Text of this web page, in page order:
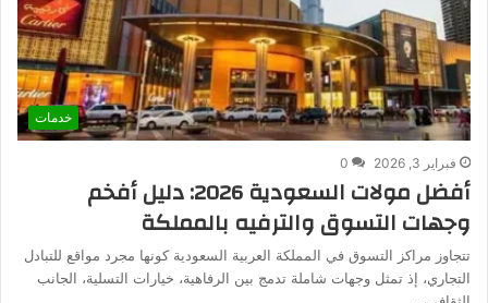
خدمات
فبراير 3, 2026 0
أفضل مولات السعودية 2026: دليل أفخم
وجهات التسوق والترفيه بالمملكة
تتجاوز مراكز التسوق في المملكة العربية السعودية كونها مجرد مواقع للتبادل
التجاري، إذ تمثل وجهات شاملة تدمج بين الرفاهية، خيارات التسلية، الجانب